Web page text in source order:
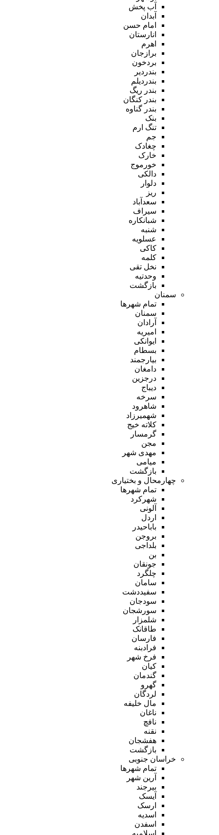
آب پخش
آبدان
امام حسن
انارستان
اهرم
برازجان
بردخون
بندردیر
بندردیلم
بندر ریگ
بندر کنگان
بندر گناوه
بنک
تنگ ارم
جم
چغادک
خارک
خورموج
دالکی
دلوار
ریز
سعدآباد
سیراف
شبانکاره
شنبه
عسلویه
کاکی
کلمه
نخل تقی
وحدتیه
بازگشت
سمنان
تمام شهر‌ها
سمنان
آرادان
امیریه
ایوانکی
بسطام
بیارجمند
دامغان
درجزین
دیباج
سرخه
شاهرود
شهمیرزاد
کلاته خیج
گرمسار
مجن
مهدی شهر
میامی
بازگشت
چهارمحال و بختیاری
تمام شهر‌ها
شهرکرد
آلونی
اردل
باباحیدر
بروجن
بلداجی
بن
جونقان
چلگرد
سامان
سفیددشت
سودجان
سورشجان
شلمزار
طاقانک
فارسان
فرادبنه
فرخ شهر
کیان
گندمان
گهرو
لردگان
مال خلیفه
ناغان
نافچ
نقنه
هفشجان
بازگشت
خراسان جنوبی
تمام شهر‌ها
آرین شهر
بیرجند
آیسک
ارسک
اسدیه
اسفدن
اسلامیه